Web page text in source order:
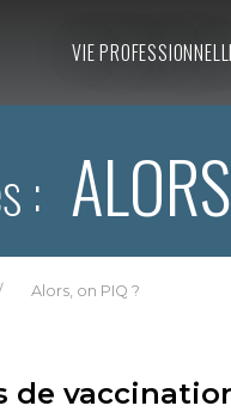
VIE
:
Alors, on PIQ ?
de